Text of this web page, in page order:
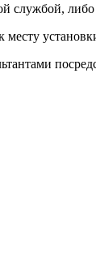
службой,
месту